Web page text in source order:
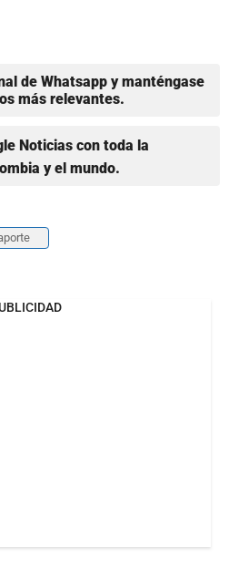
de Whatsapp y manténgase
más relevantes.
Noticias con toda la
y el mundo.